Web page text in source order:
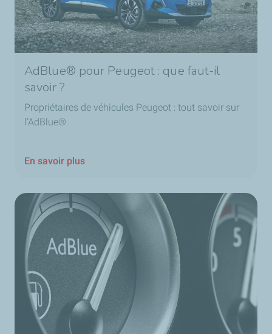
AdBlue® pour Peugeot : que faut-il
savoir ?
Propriétaires de véhicules Peugeot : tout savoir sur
l’AdBlue®.
En savoir plus